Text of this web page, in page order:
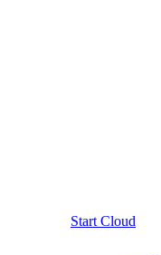
Start Cloud